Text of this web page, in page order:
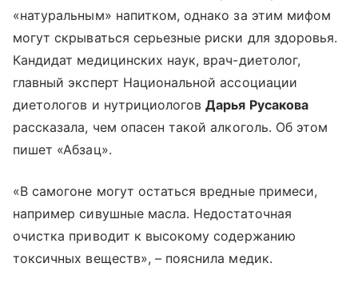
«натуральным» напитком, однако за этим мифом
могут скрываться серьезные риски для здоровья.
Кандидат медицинских наук, врач-диетолог,
главный эксперт Национальной ассоциации
диетологов и нутрициологовДарья Русакова
рассказала, чем опасен такой алкоголь. Об этом
пишет «Абзац».
«В самогоне могут остаться вредные примеси,
например сивушные масла. Недостаточная
очистка приводит к высокому содержанию
токсичных веществ», – пояснила медик.